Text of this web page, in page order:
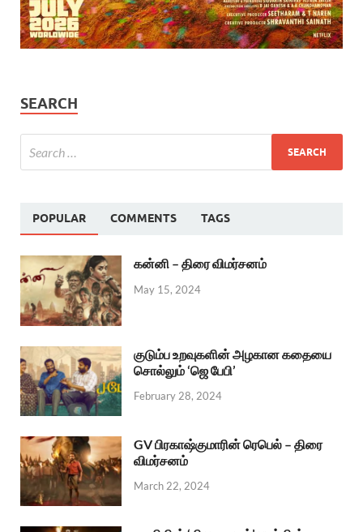
SEARCH
POPULAR COMMENTS TAGS
கன்னி – திரை விமர்சனம்
May 15, 2024
குடும்ப உறவுகளின் அழகான கதையை
சொல்லும் ‘ஜெ பேபி’
February 28, 2024
GV பிரகாஷ்குமாரின் ரெபெல் – திரை
விமர்சனம்
March 22, 2024